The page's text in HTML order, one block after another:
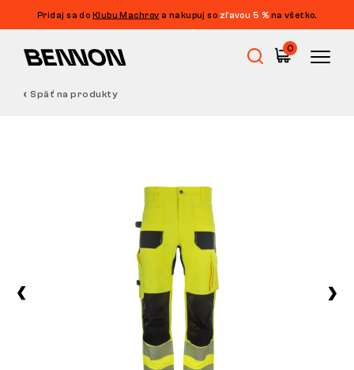
Pridaj sa do Klubu Machrov a nakupuj so zľavou 5 % na všetko.
0
Voľnočasová obuv
Späť na produkty